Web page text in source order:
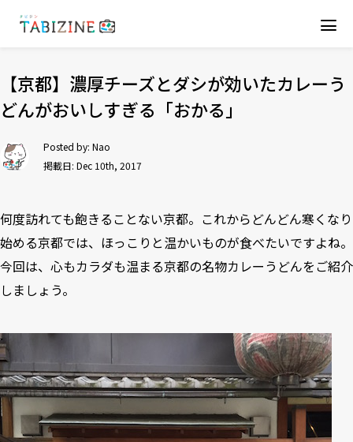
【京都】濃厚チーズとダシが効いたカレーう
どんがおいしすぎる「おかる」
Posted by: Nao
掲載日: Dec 10th, 2017
何度訪れても飽きることない京都。これからどんどん寒くなり
始める京都では、ほっこりと温かいものが食べたいですよね。
今回は、心もカラダも温まる京都の名物カレーうどんをご紹介
しましょう。